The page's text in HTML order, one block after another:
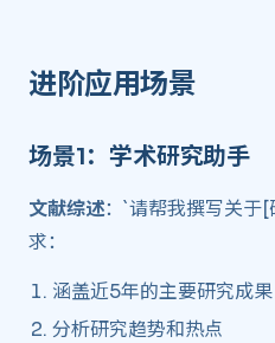
进阶应用场景 ​
场景1：学术研究助手 ​
文献综述：`请帮我撰写关于
求：
涵盖近5年的主要研究成果
分析研究趋势和热点